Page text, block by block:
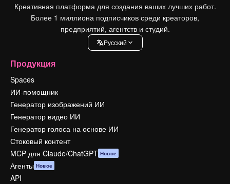
Креативная платформа для создания ваших лучших работ.
Более 1 миллиона подписчиков среди креаторов,
предприятий, агентств и студий.
Pусский
Продукция
Spaces
ИИ-помощник
Генератор изображений ИИ
Генератор видео ИИ
Генератор голоса на основе ИИ
Стоковый контент
MCP для Claude/ChatGPT Новое
Агенты Новое
API